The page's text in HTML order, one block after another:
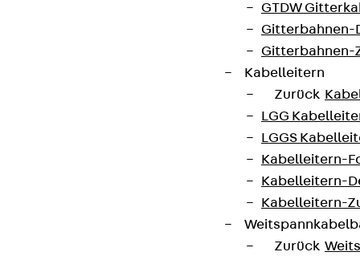
GTDW
Gitterbahnen-
Gitterbahnen-
Kabelleitern
Zurück
LGG
LGGS
Kabelleitern-
Kabelleitern-
Kabelleitern-
Zurück